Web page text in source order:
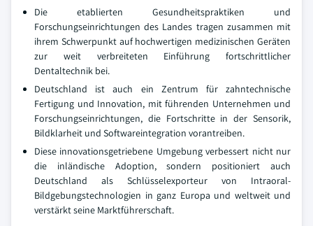
Die etablierten Gesundheitspraktiken und
Forschungseinrichtungen des Landes tragen zusammen mit
ihrem Schwerpunkt auf hochwertigen medizinischen Geräten
zur weit verbreiteten Einführung fortschrittlicher
Dentaltechnik bei.
Deutschland ist auch ein Zentrum für zahntechnische
Fertigung und Innovation, mit führenden Unternehmen und
Forschungseinrichtungen, die Fortschritte in der Sensorik,
Bildklarheit und Softwareintegration vorantreiben.
Diese innovationsgetriebene Umgebung verbessert nicht nur
die inländische Adoption, sondern positioniert auch
Deutschland als Schlüsselexporteur von Intraoral-
Bildgebungstechnologien in ganz Europa und weltweit und
verstärkt seine Marktführerschaft.